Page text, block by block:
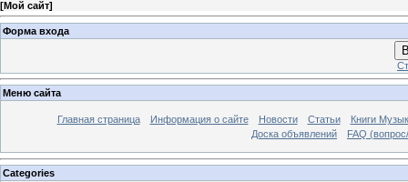
[Мой сайт]
Форма входа
Меню сайта
Главная страница Информация о сайте Новости Статьи
Книги
Доска объявлений
FAQ
Categories